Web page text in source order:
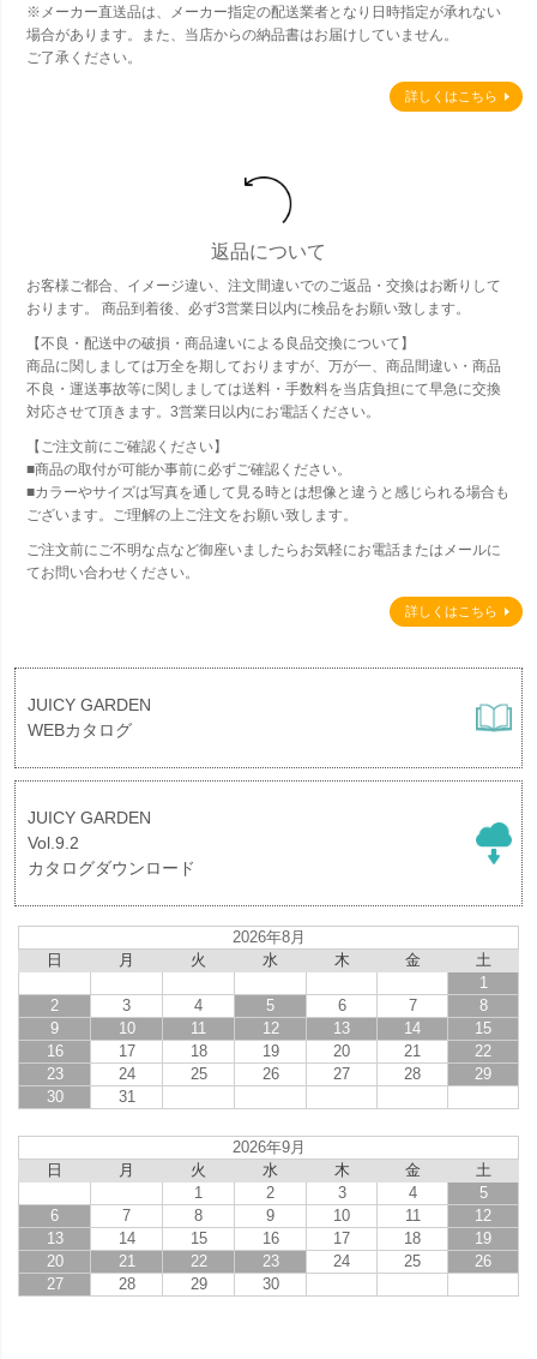
※メーカー直送品は、メーカー指定の配送業者となり日時指定が承れない
場合があります。また、当店からの納品書はお届けしていません。
ご了承ください。
詳しくはこちら
返品について
お客様ご都合、イメージ違い、注文間違いでのご返品・交換はお断りして
おります。 商品到着後、必ず3営業日以内に検品をお願い致します。
【不良・配送中の破損・商品違いによる良品交換について】
商品に関しましては万全を期しておりますが、万が一、商品間違い・商品
不良・運送事故等に関しましては送料・手数料を当店負担にて早急に交換
対応させて頂きます。3営業日以内にお電話ください。
【ご注文前にご確認ください】
■商品の取付が可能か事前に必ずご確認ください。
■カラーやサイズは写真を通して見る時とは想像と違うと感じられる場合も
ございます。ご理解の上ご注文をお願い致します。
ご注文前にご不明な点など御座いましたらお気軽にお電話またはメールに
てお問い合わせください。
詳しくはこちら
JUICY GARDEN
WEBカタログ
JUICY GARDEN
Vol.9.2
カタログダウンロード
2026年8月
日
月 火 水 木 金
土
1
2
3 4 5 6 7
8
9
10 11 12 13 14
15
16
17 18 19 20 21
22
23
24 25 26 27 28
29
30
31
2026年9月
日
月 火 水 木 金
土
1
2 3 4
5
6
7 8 9 10 11
12
13
14 15 16 17 18
19
20
21 22 23 24 25
26
27
28 29 30